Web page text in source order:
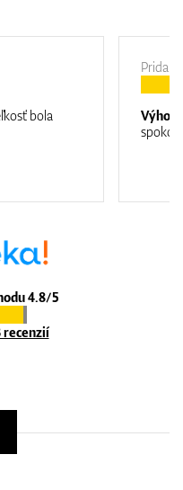
4.8/5
recenzií
bola